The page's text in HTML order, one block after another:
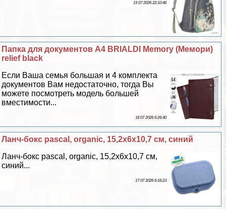
19 07 2026 22:10:46
Папка для документов А4 BRIALDI Memory (Мемори)
relief black
Если Ваша семья большая и 4 комплекта
документов Вам недостаточно, тогда Вы
можете посмотреть модель большей
вместимости...
18 07 2026 6:26:40
Ланч-бокс pascal, organic, 15,2х6х10,7 см, синий
Ланч-бокс pascal, organic, 15,2х6х10,7 см,
синий...
17 07 2026 6:16:23